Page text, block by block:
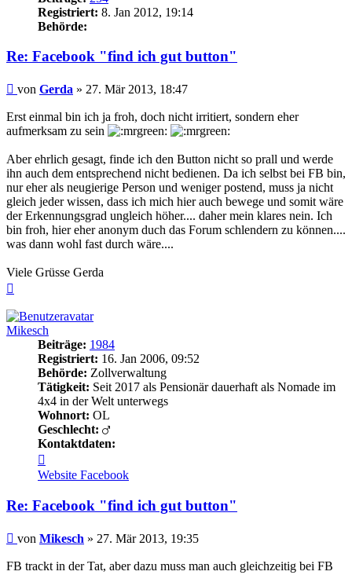
Registriert: 8. Jan 2012, 19:14
Behörde:
Re: Facebook "find ich gut button"
Beitrag
von Gerda » 27. Mär 2013, 18:47
Erst einmal bin ich ja froh, doch nicht irritiert, sondern eher
aufmerksam zu sein
Aber ehrlich gesagt, finde ich den Button nicht so prall und werde
ihn auch dem entsprechend nicht bedienen. Da ich selbst bei FB bin,
nur eher als neugierige Person und weniger postend, muss ja nicht
gleich jeder wissen, dass ich mich hier auch bewege und somit wäre
der Erkennungsgrad ungleich höher.... daher mein klares nein. Ich
bin froh, hier eher anonym duch das Forum schlendern zu können....
was dann wohl fast durch wäre....
Viele Grüsse Gerda
Mikesch
Beiträge: 1984
Registriert: 16. Jan 2006, 09:52
Behörde: Zollverwaltung
Tätigkeit: Seit 2017 als Pensionär dauerhaft als Nomade im
4x4 in der Welt unterwegs
Wohnort: OL
Geschlecht:
Kontaktdaten:
von
Mikesch
Website Facebook
Re: Facebook "find ich gut button"
Beitrag
von Mikesch » 27. Mär 2013, 19:35
FB trackt in der Tat, aber dazu muss man auch gleichzeitig bei FB